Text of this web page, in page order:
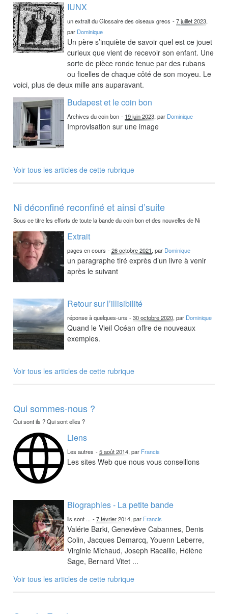
IUNX
un extrait du Glossaire des oiseaux grecs -7 juillet 2023,
par Dominique
Un père s’inquiète de savoir quel est ce jouet
curieux que vient de recevoir son enfant. Une
sorte de pièce ronde tenue par des rubans
ou ficelles de chaque côté de son moyeu. Le
voici, plus de deux mille ans auparavant.
Budapest et le coin bon
Archives du coin bon - 19 juin 2023, par Dominique
Improvisation sur une image
Voir tous les articles de cette rubrique
Ni déconfiné reconfiné et ainsi d’suite
Sous ce titre les efforts de toute la bande du coin bon et des nouvelles de Ni
Extrait
pages en cours -26 octobre 2021, par Dominique
un paragraphe tiré exprès d’un livre à venir
après le suivant
Retour sur l’illisibilité
réponse à quelques-uns -30 octobre 2020, par Dominique
Quand le Vieil Océan offre de nouveaux
exemples.
Voir tous les articles de cette rubrique
Qui sommes-nous ?
Qui sont ils ? Qui sont elles ?
Liens
Les autres -5 août 2014, par Francis
Les sites Web que nous vous conseillons
Biographies - La petite bande
ils sont ... -7 février 2014, par Francis
Valérie Barki, Geneviève Cabannes, Denis
Colin, Jacques Demarcq, Youenn Leberre,
Virginie Michaud, Joseph Racaille, Hélène
Sage, Bernard Vitet ...
Voir tous les articles de cette rubrique